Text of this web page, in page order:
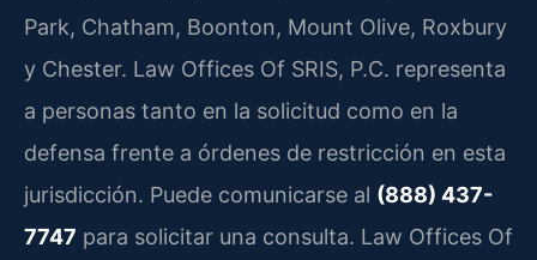
Park, Chatham, Boonton, Mount Olive, Roxbury
y Chester. Law Offices Of SRIS, P.C. representa
a personas tanto en la solicitud como en la
defensa frente a órdenes de restricción en esta
jurisdicción. Puede comunicarse al (888) 437-
7747 para solicitar una consulta. Law Offices Of